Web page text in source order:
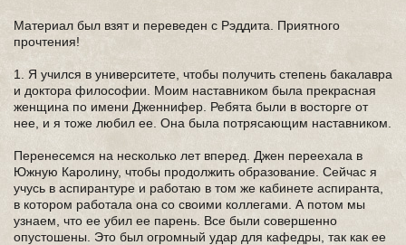
Материал был взят и переведен с Рэддита. Приятного
прочтения!
1. Я учился в университете, чтобы получить степень бакалавра
и доктора философии. Моим наставником была прекрасная
женщина по имени Дженнифер. Ребята были в восторге от
нее, и я тоже любил ее. Она была потрясающим наставником.
Перенесемся на несколько лет вперед. Джен переехала в
Южную Каролину, чтобы продолжить образование. Сейчас я
учусь в аспирантуре и работаю в том же кабинете аспиранта,
в котором работала она со своими коллегами. А потом мы
узнаем, что ее убил ее парень. Все были совершенно
опустошены. Это был огромный удар для кафедры, так как ее